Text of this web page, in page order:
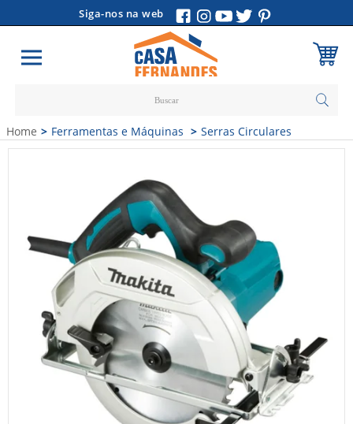
Siga-nos na web
Carrinho
Vazio
Home Ferramentas e Máquinas Serras Circulares